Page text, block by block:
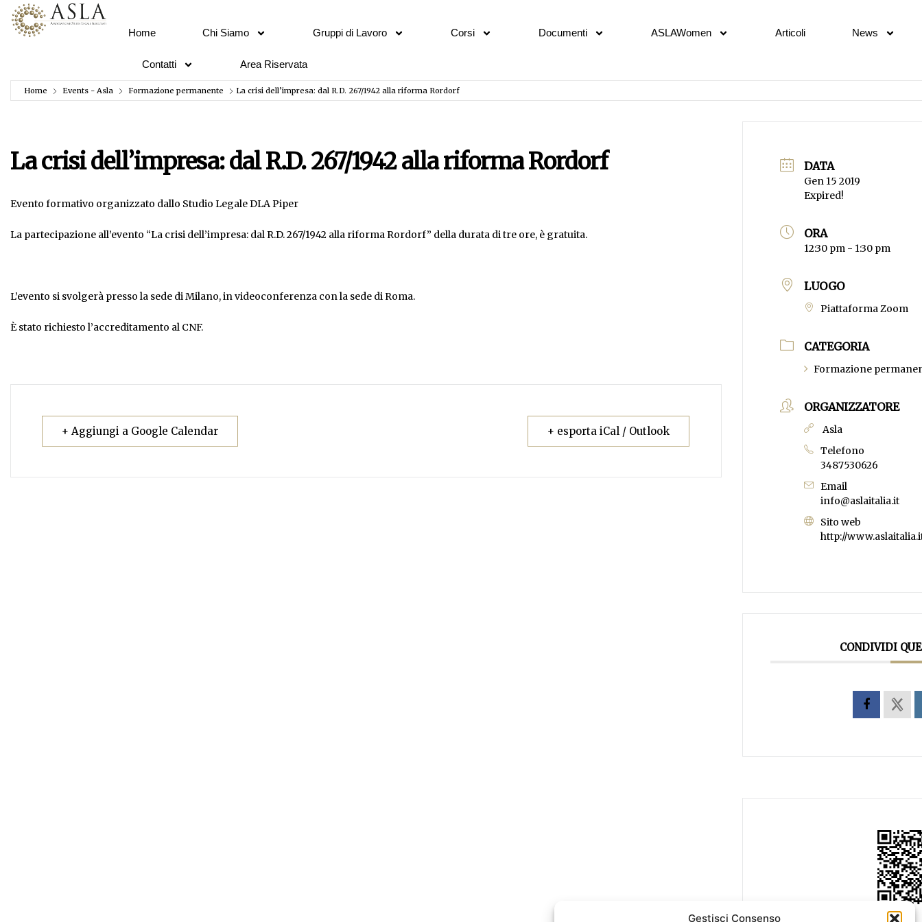
Gestisci Consenso
Home Chi Siamo Gruppi di Lavoro Corsi Documenti ASLAWomen Articoli News
Contatti Area Riservata
Home Events - Asla Formazione permanente La crisi dell’impresa: dal R.D. 267/1942 alla riforma Rordorf
La crisi dell’impresa: dal R.D. 267/1942 alla riforma Rordorf
Evento formativo organizzato dallo Studio Legale DLA Piper
La partecipazione all’evento “La crisi dell’impresa: dal R.D. 267/1942 alla riforma Rordorf” della durata di tre ore, è gratuita.
L’evento si svolgerà presso la sede di Milano, in videoconferenza con la sede di Roma.
È stato richiesto l’accreditamento al CNF.
+ Aggiungi a Google Calendar + esporta iCal / Outlook
DATA
Gen 15 2019
Expired!
ORA
12:30 pm - 1:30 pm
LUOGO
Piattaforma Zoom
CATEGORIA
Formazione
ORGANIZZATORE
Asla
Telefono
3487530626
Email
info@aslaitalia.it
Sito web
http://
CONDIVIDI